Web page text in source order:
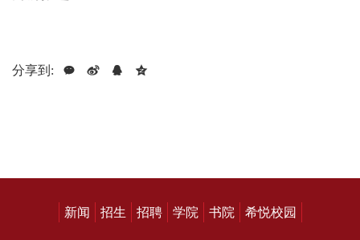
分享到:
新闻 招生 招聘 学院 书院 希悦校园